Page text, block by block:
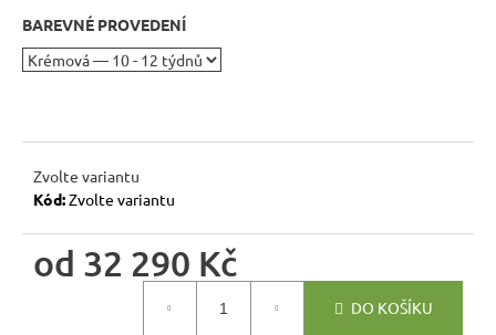
BAREVNÉ PROVEDENÍ
Zvolte variantu
Kód:Zvolte variantu
od 32 290 Kč
DO KOŠÍKU
m
e
TABURET
MEXICANA
SIL02
40X40
134